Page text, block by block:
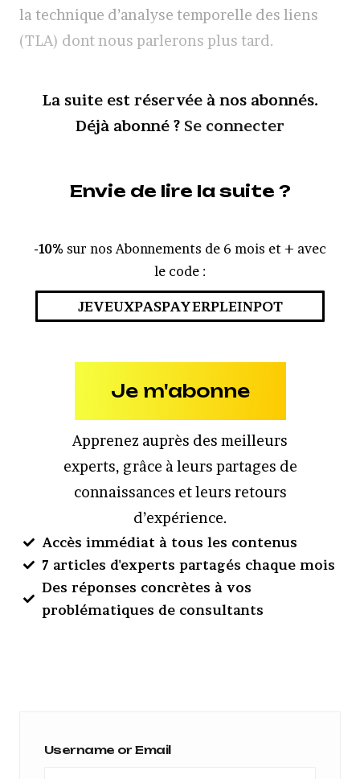
la technique d’analyse temporelle des liens
(TLA) dont nous parlerons plus tard.
La suite est réservée à nos abonnés.
Déjà abonné ? Se connecter
Envie de lire la suite ?
-10% sur nos Abonnements de 6 mois et + avec
le code :
JEVEUXPASPAYERPLEINPOT
Je m'abonne
Apprenez auprès des meilleurs
experts, grâce à leurs partages de
connaissances et leurs retours
d’expérience.
Accès immédiat à tous les contenus
7 articles d'experts partagés chaque mois
Des réponses concrètes à vos
problématiques de consultants
Username or Email